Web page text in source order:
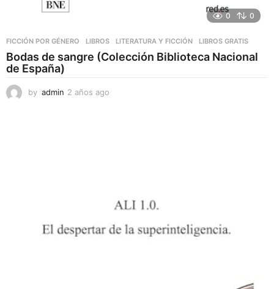
0 0
FICCIÓN POR GÉNERO ,LIBROS ,LITERATURA Y FICCIÓN LIBROS GRATIS
Bodas de sangre (Colección Biblioteca Nacional
de España)
by admin 2 años ago